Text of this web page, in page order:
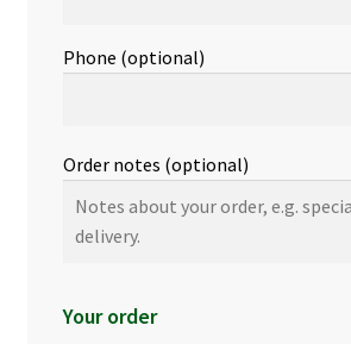
Phone (optional)
Order notes (optional)
Your order